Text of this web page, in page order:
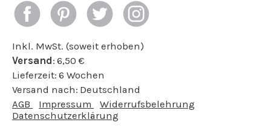
Inkl. MwSt. (soweit erhoben)
Versand: 6,50 €
Lieferzeit: 6 Wochen
Versand nach: Deutschland
AGB
Impressum
Widerrufsbelehrung
Datenschutzerklärung